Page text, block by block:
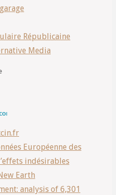
Républicaine
Media
Européenne des
indésirables
Earth
analysis of 6,301